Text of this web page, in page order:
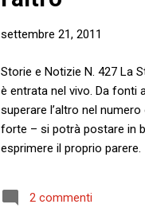
settembre 21, 2011
Storie e Notizie N. 427 La
è entrata nel vivo. Da fonti
superare l’altro nel
forte – si potrà postare in
esprimere il proprio parere.
sulle preferenze maschili,
tette , rigorosamente
2 commenti